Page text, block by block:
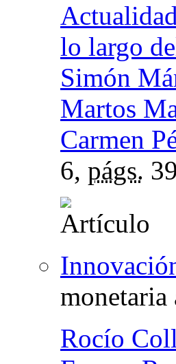
lo largo
Simón
Martos
Carmen
6, págs.
monetaria
Rocío